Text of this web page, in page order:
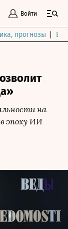
Войти
прогнозы
на
эпоху ИИ